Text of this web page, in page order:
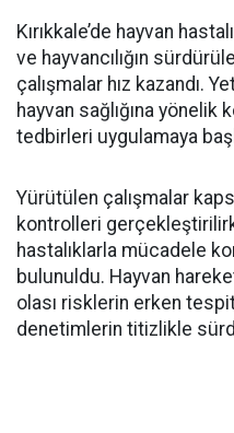
Kırıkkale’de hayvan
ve hayvancılığın
çalışmalar hız kazandı.
hayvan sağlığına yönelik
tedbirleri uygulamaya
Yürütülen çalışmalar
kontrolleri
hastalıklarla mücadele
bulunuldu. Hayvan
olası risklerin erken
denetimlerin titizlikle